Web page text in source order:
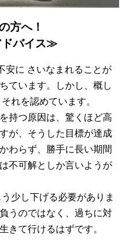
方へ！
ドバイス≫
安に さいなまれることが
ています。しかし、概し
れを認めています。
持つ原因は、驚くほど高
が、そうした目標が達成
わらず、勝手に長い期間
不可解としか言いようが
少し下げる必要がありま
うのではなく、過ちに対
きて行けるはずです。